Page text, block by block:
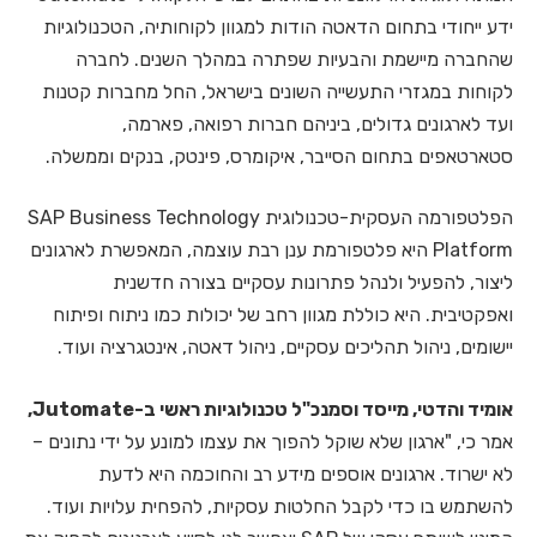
ידע ייחודי בתחום הדאטה הודות למגוון לקוחותיה, הטכנולוגיות
שהחברה מיישמת והבעיות שפתרה במהלך השנים. לחברה
לקוחות במגזרי התעשייה השונים בישראל, החל מחברות קטנות
ועד לארגונים גדולים, ביניהם חברות רפואה, פארמה,
סטארטאפים בתחום הסייבר, איקומרס, פינטק, בנקים וממשלה.
הפלטפורמה העסקית-טכנולוגית SAP Business Technology
Platform היא פלטפורמת ענן רבת עוצמה, המאפשרת לארגונים
ליצור, להפעיל ולנהל פתרונות עסקיים בצורה חדשנית
ואפקטיבית. היא כוללת מגוון רחב של יכולות כמו ניתוח ופיתוח
יישומים, ניהול תהליכים עסקיים, ניהול דאטה, אינטגרציה ועוד.
אומיד והדטי, מייסד וסמנכ"ל טכנולוגיות ראשי ב-Jutomate,
אמר כי, "ארגון שלא שוקל להפוך את עצמו למונע על ידי נתונים –
לא ישרוד. ארגונים אוספים מידע רב והחוכמה היא לדעת
להשתמש בו כדי לקבל החלטות עסקיות, להפחית עלויות ועוד.